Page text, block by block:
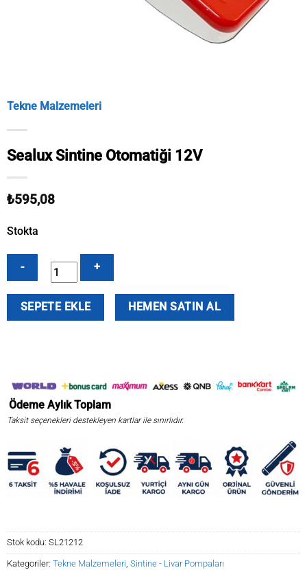
Tekne Malzemeleri
Sealux Sintine Otomatiği 12V
₺595,08
Stokta
Sealux
SEPETE EKLE HEMEN SATIN AL
Ödeme Aylık Toplam
Taksit seçenekleri destekleyen kartlar ile sınırlıdır.
Stok kodu: SL21212
Kategoriler: Tekne Malzemeleri, Sintine - Livar Pompaları